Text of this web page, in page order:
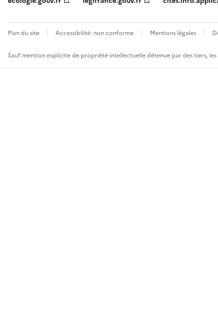
Plan du site Accessibilité: non conforme Mentions légales
Sauf mention explicite de propriété intellectuelle détenue par des tiers,